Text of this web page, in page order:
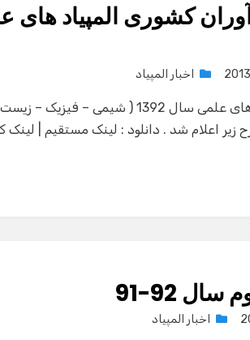
کشوری المپیاد
اخبار المپیاد
اعلام مدال های کشوری المپیاد های علمی سال
زیر اعلام شد . دانلود : لینک مستقیم | لینک
92-91
اخبار المپیاد